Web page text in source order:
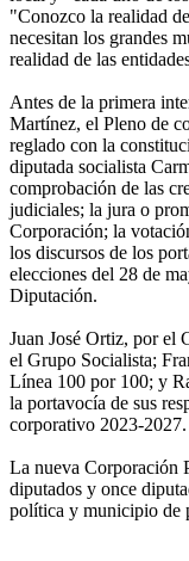
"Conozco la realidad
necesitan los grandes
realidad de las
Antes de la primera
Martínez, el Pleno de
reglado con la
diputada socialista
comprobación de las
judiciales; la jura o
Corporación; la
los discursos de los
elecciones del 28 de
Diputación.
Juan José Ortiz, por el
el Grupo Socialista;
Línea 100 por 100; y
la portavocía de sus
corporativo 2023-2027.
La nueva Corporación
diputados y once
política y municipio de